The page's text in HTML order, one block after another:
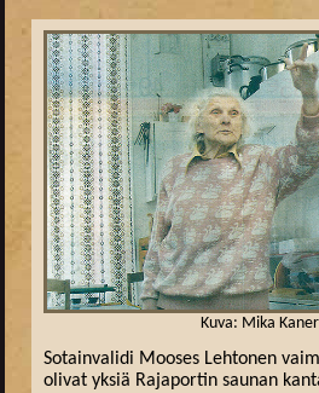
Kuva: Mika
Sotainvalidi Mooses Lehtonen
olivat yksiä Rajaportin saunan